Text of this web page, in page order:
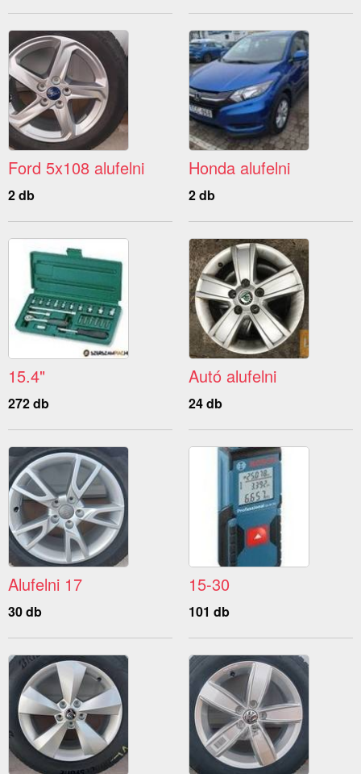
Ford 5x108 alufelni
2 db
Honda alufelni
2 db
15.4"
272 db
Autó alufelni
24 db
Alufelni 17
30 db
15-30
101 db